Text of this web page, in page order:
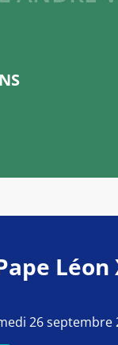
Léon
26 septembre